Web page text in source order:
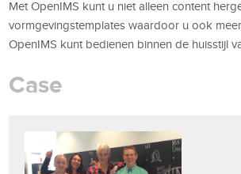
Met OpenIMS kunt u niet alleen content
vormgevingstemplates waardoor u ook
OpenIMS kunt bedienen binnen de huisstijl
Case